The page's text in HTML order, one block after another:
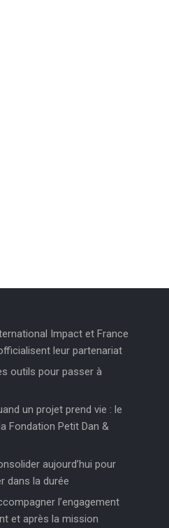
Impact et France
leur partenariat
outils pour passer à
un projet prend vie : le
Fondation Petit Dan &
aujourd’hui pour
dans la durée
l’engagement
et après la mission